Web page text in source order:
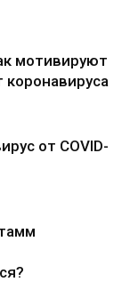
мотивируют
коронавируса
от COVID-